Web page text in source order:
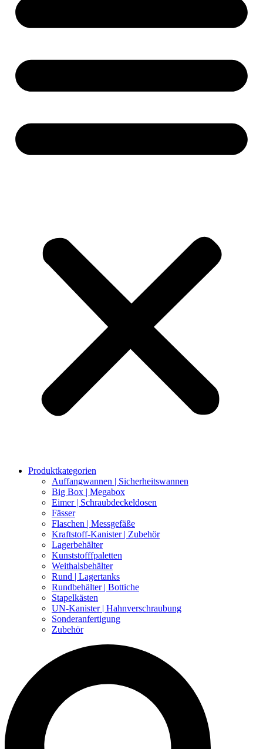
Produktkategorien
Auffangwannen | Sicherheitswannen
Big Box | Megabox
Eimer | Schraubdeckeldosen
Fässer
Flaschen | Messgefäße
Kraftstoff-Kanister | Zubehör
Lagerbehälter
Kunststofffpaletten
Weithalsbehälter
Rund | Lagertanks
Rundbehälter | Bottiche
Stapelkästen
UN-Kanister | Hahnverschraubung
Sonderanfertigung
Zubehör